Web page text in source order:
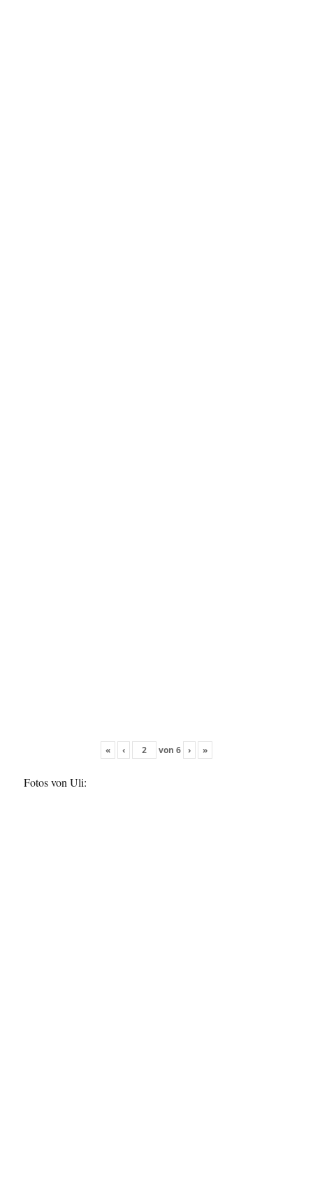
« ‹ von 6 › »
Fotos von Uli: